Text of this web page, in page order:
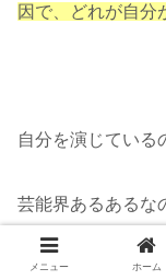
因で、どれが自分
自分を演じている
芸能界あるあるな
メニュー ホーム